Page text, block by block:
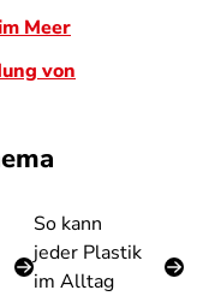
Meer
von
So kann
jeder Plastik
im Alltag